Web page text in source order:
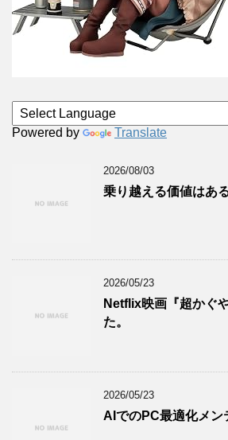
Powered by Translate
2026/08/03
乗り越える価値はあ
2026/05/23
Netflix映画『超かぐ
た。
2026/05/23
AIでのPC最適化メ